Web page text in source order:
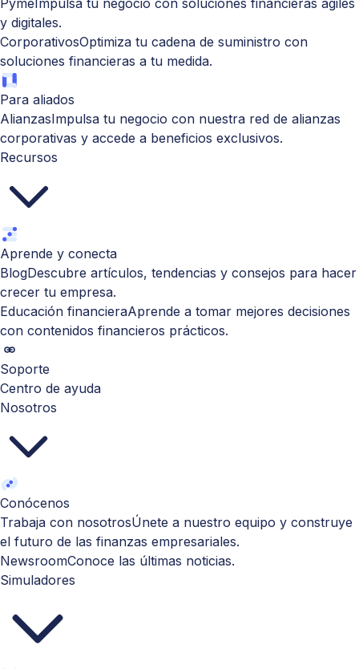
PymeImpulsa tu negocio con soluciones financieras ágiles
y digitales.
CorporativosOptimiza tu cadena de suministro con
soluciones financieras a tu medida.
Para aliados
AlianzasImpulsa tu negocio con nuestra red de alianzas
corporativas y accede a beneficios exclusivos.
Recursos
Aprende y conecta
BlogDescubre artículos, tendencias y consejos para hacer
crecer tu empresa.
Educación financieraAprende a tomar mejores decisiones
con contenidos financieros prácticos.
Soporte
Centro de ayuda
Nosotros
Conócenos
Trabaja con nosotrosÚnete a nuestro equipo y construye
el futuro de las finanzas empresariales.
NewsroomConoce las últimas noticias.
Simuladores